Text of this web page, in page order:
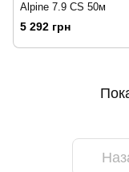
Alpine 7.9 CS 50м
5 292 грн